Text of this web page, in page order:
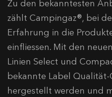
Zu den bekanntesten
zählt Campingaz®, bei
Erfahrung in die
einfliessen. Mit den
Linien Select und
bekannte Label
hergestellt werden und